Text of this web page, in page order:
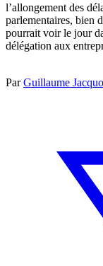
l’allongement des
parlementaires, bien
pourrait voir le jour
délégation aux
ParGuillaume